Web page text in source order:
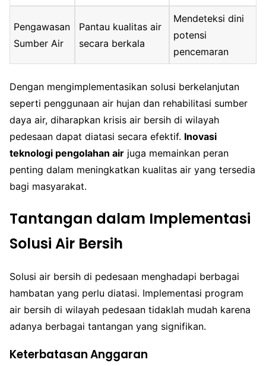
Pengawasan
Sumber Air
Pantau kualitas air
secara berkala
Mendeteksi dini
potensi
pencemaran
Dengan mengimplementasikan solusi berkelanjutan
seperti penggunaan air hujan dan rehabilitasi sumber
daya air, diharapkan krisis air bersih di wilayah
pedesaan dapat diatasi secara efektif. Inovasi
teknologi pengolahan air juga memainkan peran
penting dalam meningkatkan kualitas air yang tersedia
bagi masyarakat.
Tantangan dalam Implementasi
Solusi Air Bersih
Solusi air bersih di pedesaan menghadapi berbagai
hambatan yang perlu diatasi. Implementasi program
air bersih di wilayah pedesaan tidaklah mudah karena
adanya berbagai tantangan yang signifikan.
Keterbatasan Anggaran